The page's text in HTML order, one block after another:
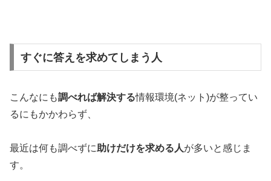
すぐに答えを求めてしまう人
こんなにも調べれば解決する情報環境(ネット)が整ってい
るにもかかわらず、
最近は何も調べずに助けだけを求める人が多いと感じま
す。